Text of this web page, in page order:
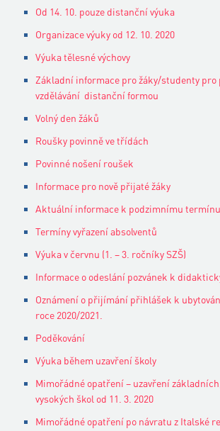
Od 14. 10. pouze distanční výuka
Organizace výuky od 12. 10. 2020
Výuka tělesné výchovy
Základní informace pro žáky/studenty pro
vzdělávání distanční formou
Volný den žáků
Roušky povinně ve třídách
Povinné nošení roušek
Informace pro nově přijaté žáky
Aktuální informace k podzimnímu
Termíny vyřazení absolventů
Výuka v červnu (1. – 3. ročníky SZŠ)
Informace o odeslání pozvánek k
Oznámení o přijímání přihlášek k
roce 2020/2021.
Poděkování
Výuka během uzavření školy
Mimořádné opatření – uzavření
vysokých škol od 11. 3. 2020
Mimořádné opatření po návratu z Italské